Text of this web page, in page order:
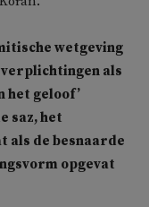
wetgeving
als
het geloof’
saz, het
als de besnaarde
opgevat